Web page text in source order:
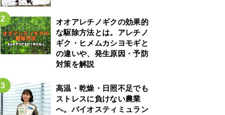
オオアレチノギクの効果的
な駆除方法とは。アレチノ
ギク・ヒメムカシヨモギと
の違いや、発生原因・予防
対策を解説
高温・乾燥・日照不足でも
ストレスに負けない農業
へ。バイオスティミュラン